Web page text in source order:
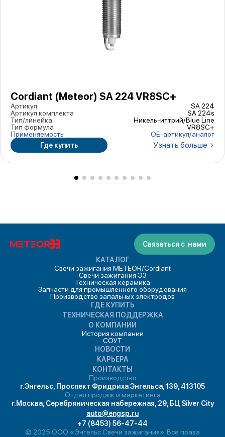
Cordiant (Meteor) SA 224 VR8SC+
Артикул
SA 224
Артикул комплекта
SA 224s
Тип/линейка
Никель-иттрий/Blue Line
Тип формула
VR8SC+
Применяемость
ОЕ-артикул/аналог
Где купить
Узнать больше
Связаться с нами
КАТАЛОГ
Свечи зажигания METEOR/Cordiant
Свечи зажигания ЭЗ
Техническая керамика
Запчасти для промышленного оборудования
Производство запальных электродов
ГДЕ КУПИТЬ
ТЕХНИЧЕСКАЯ ПОДДЕРЖКА
О КОМПАНИИ
История компании
СОУТ
НОВОСТИ
КАРЬЕРА
КОНТАКТЫ
Производство
г.Энгельс, Проспект Фридриха Энгельса, 139, 413105
Отдел продаж и маркетинга
г.Москва, Серебряническая набережная, 29, БЦ Silver City
auto@engsp.ru
+7 (8453) 56-47-44
© 2025 ООО «Энгельс Свечи зажигания». Все права